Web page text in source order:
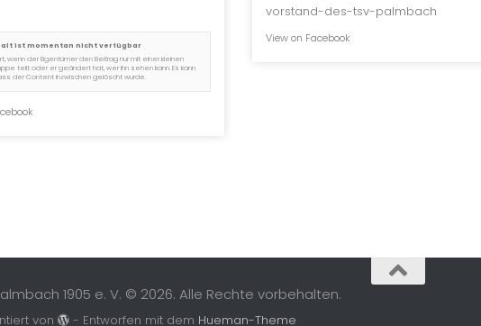
ist momentan nicht verfügbar
wenn der Eigentümer den Beitrag nur mit einer kleinen
teilt oder er geändert hat, wer ihn sehen kann. Es kann
der Content inzwischen gelöscht wurde.
vorstand-des-tsv-palmbach
View on Facebook
1905 e. V. © 2026. Alle Rechte vorbehalten.
von - Entworfen mit dem Hueman-Theme